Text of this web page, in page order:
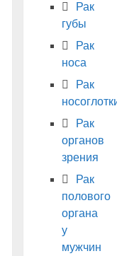
Рак
губы
Рак
носа
Рак
Рак
органов
зрения
Рак
полового
органа
у
мужчин